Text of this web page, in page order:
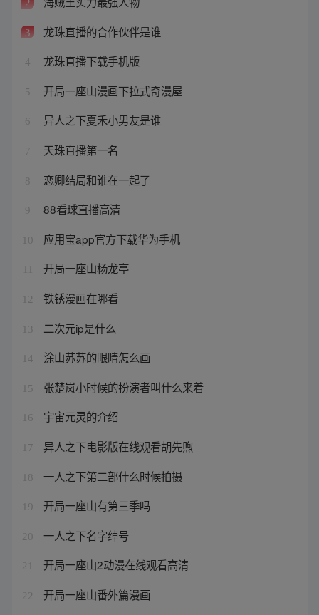
2
3 龙珠直播的合作伙伴是谁
4 龙珠直播下载手机版
5 开局一座山漫画下拉式奇漫屋
6 异人之下夏禾小男友是谁
7 天珠直播第一名
8 恋卿结局和谁在一起了
9 88看球直播高清
10 应用宝app官方下载华为手机
开局一座山杨龙亭
12 铁锈漫画在哪看
13 二次元ip是什么
14 涂山苏苏的眼睛怎么画
15 张楚岚小时候的扮演者叫什么来着
16 宇宙元灵的介绍
17 异人之下电影版在线观看胡先煦
18 一人之下第二部什么时候拍摄
19 开局一座山有第三季吗
20 一人之下名字绰号
21 开局一座山2动漫在线观看高清
22 开局一座山番外篇漫画